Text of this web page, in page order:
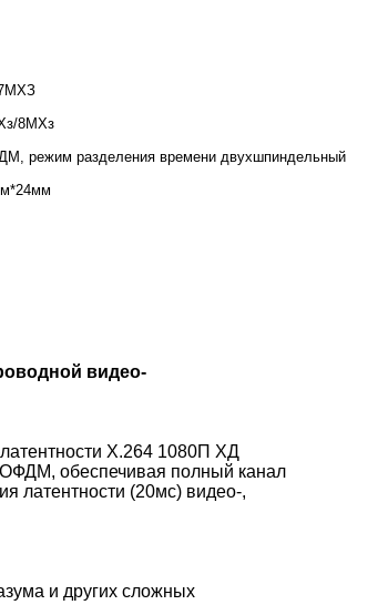
8МХз
режим разделения времени двухшпиндельный
видео-
Х.264 1080П ХД
обеспечивая полный канал
латентности (20мс) видео-,
и других сложных